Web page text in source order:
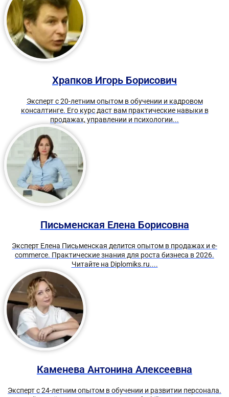
Храпков Игорь Борисович
Эксперт с 20-летним опытом в обучении и кадровом
консалтинге. Его курс даст вам практические навыки в
продажах, управлении и психологии...
Письменская Елена Борисовна
Эксперт Елена Письменская делится опытом в продажах и e-
commerce. Практические знания для роста бизнеса в 2026.
Читайте на Diplomiks.ru....
Каменева Антонина Алексеевна
Эксперт с 24-летним опытом в обучении и развитии персонала.